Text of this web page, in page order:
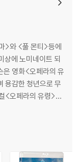
>와 <풀 몬티>등에
상에 노미네이트 되
은 영화<오페라의 유
용감한 청년으로 무
<오페라의 유령>의
이드 웨버 역시 그
체"라는 말로 흡족함
연배우